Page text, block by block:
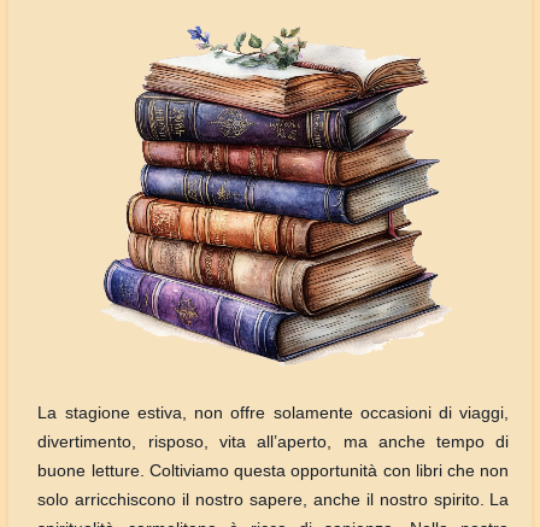
La stagione estiva, non offre solamente occasioni di viaggi,
divertimento, risposo, vita all’aperto, ma anche tempo di
buone letture. Coltiviamo questa opportunità con libri che non
solo arricchiscono il nostro sapere, anche il nostro spirito. La